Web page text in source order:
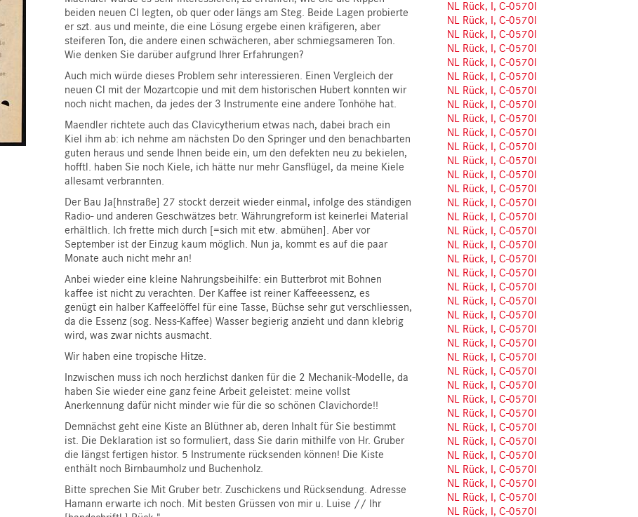
beiden neuen Cl legten, ob quer oder längs am Steg. Beide Lagen probierte
er szt. aus und meinte, die eine Lösung ergebe einen kräfigeren, aber
steiferen Ton, die andere einen schwächeren, aber schmiegsameren Ton.
Wie denken Sie darüber aufgrund Ihrer Erfahrungen?
Auch mich würde dieses Problem sehr interessieren. Einen Vergleich der
neuen Cl mit der Mozartcopie und mit dem historischen Hubert konnten wir
noch nicht machen, da jedes der 3 Instrumente eine andere Tonhöhe hat.
Maendler richtete auch das Clavicytherium etwas nach, dabei brach ein
Kiel ihm ab: ich nehme am nächsten Do den Springer und den benachbarten
guten heraus und sende Ihnen beide ein, um den defekten neu zu bekielen,
hofftl. haben Sie noch Kiele, ich hätte nur mehr Gansflügel, da meine Kiele
allesamt verbrannten.
Der Bau Ja[hnstraße] 27 stockt derzeit wieder einmal, infolge des ständigen
Radio- und anderen Geschwätzes betr. Währungreform ist keinerlei Material
erhältlich. Ich frette mich durch [=sich mit etw. abmühen]. Aber vor
September ist der Einzug kaum möglich. Nun ja, kommt es auf die paar
Monate auch nicht mehr an!
Anbei wieder eine kleine Nahrungsbeihilfe: ein Butterbrot mit Bohnen
kaffee ist nicht zu verachten. Der Kaffee ist reiner Kaffeeessenz, es
genügt ein halber Kaffeelöffel für eine Tasse, Büchse sehr gut verschliessen,
da die Essenz (sog. Ness-Kaffee) Wasser begierig anzieht und dann klebrig
wird, was zwar nichts ausmacht.
Wir haben eine tropische Hitze.
Inzwischen muss ich noch herzlichst danken für die 2 Mechanik-Modelle, da
haben Sie wieder eine ganz feine Arbeit geleistet: meine vollst
Anerkennung dafür nicht minder wie für die so schönen Clavichorde!!
Demnächst geht eine Kiste an Blüthner ab, deren Inhalt für Sie bestimmt
ist. Die Deklaration ist so formuliert, dass Sie darin mithilfe von Hr. Gruber
die längst fertigen histor. 5 Instrumente rücksenden können! Die Kiste
enthält noch Birnbaumholz und Buchenholz.
Bitte sprechen Sie Mit Gruber betr. Zuschickens und Rücksendung. Adresse
Hamann erwarte ich noch. Mit besten Grüssen von mir u. Luise // Ihr
NL Rück, I, C-0570l
NL Rück, I, C-0570l
NL Rück, I, C-0570l
NL Rück, I, C-0570l
NL Rück, I, C-0570l
NL Rück, I, C-0570l
NL Rück, I, C-0570l
NL Rück, I, C-0570l
NL Rück, I, C-0570l
NL Rück, I, C-0570l
NL Rück, I, C-0570l
NL Rück, I, C-0570l
NL Rück, I, C-0570l
NL Rück, I, C-0570l
NL Rück, I, C-0570l
NL Rück, I, C-0570l
NL Rück, I, C-0570l
NL Rück, I, C-0570l
NL Rück, I, C-0570l
NL Rück, I, C-0570l
NL Rück, I, C-0570l
NL Rück, I, C-0570l
NL Rück, I, C-0570l
NL Rück, I, C-0570l
NL Rück, I, C-0570l
NL Rück, I, C-0570l
NL Rück, I, C-0570l
NL Rück, I, C-0570l
NL Rück, I, C-0570l
NL Rück, I, C-0570l
NL Rück, I, C-0570l
NL Rück, I, C-0570l
NL Rück, I, C-0570l
NL Rück, I, C-0570l
NL Rück, I, C-0570l
NL Rück, I, C-0570l
NL Rück, I, C-0570l